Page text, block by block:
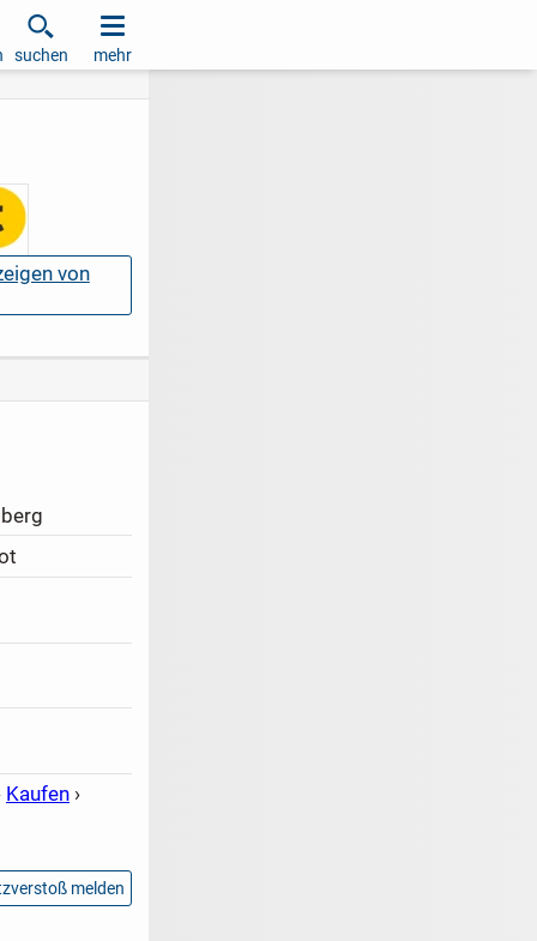
suchen mehr
von
Kaufen ›
melden